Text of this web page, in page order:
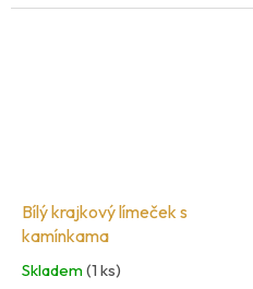
Bílý krajkový límeček s
kamínkama
Skladem(1 ks)